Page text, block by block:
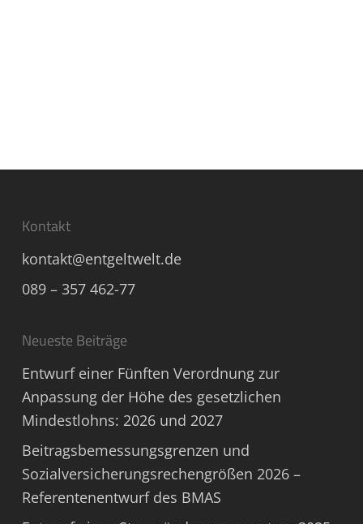
Kontakt
kontakt@entgeltwelt.de
089 – 357 462-77
Neueste Beiträge
Entwurf einer Fünften Verordnung zur
Anpassung der Höhe des gesetzlichen
Mindestlohns: 2026 und 2027
Beitragsbemessungsgrenzen und
Sozialversicherungsrechengrößen 2026 –
Referentenentwurf des BMAS